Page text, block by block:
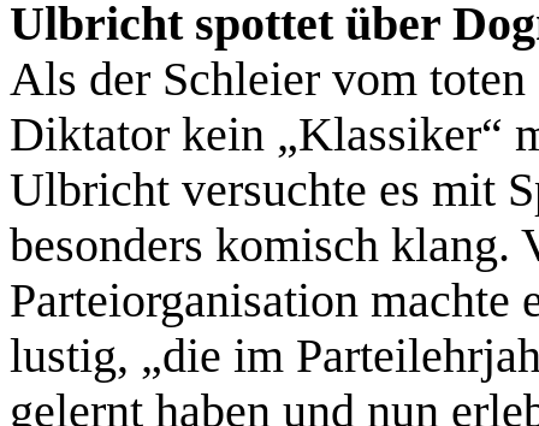
Ulbricht spottet über
Als der Schleier vom
Diktator kein „Klassiker“
Ulbricht versuchte es mit
besonders komisch klang.
Parteiorganisation machte
lustig, „die im
gelernt haben und nun